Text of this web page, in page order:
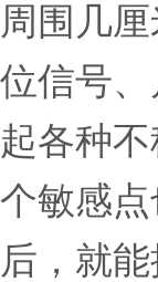
周围几
位信号
起各种
个敏感
后，就